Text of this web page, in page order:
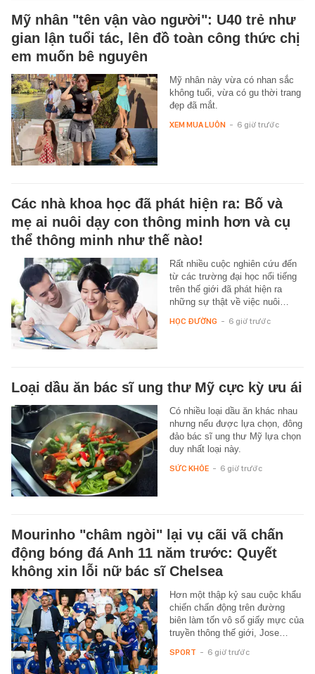
Mỹ nhân "tên vận vào người": U40 trẻ như
gian lận tuổi tác, lên đồ toàn công thức chị
em muốn bê nguyên
Mỹ nhân này vừa có nhan sắc
không tuổi, vừa có gu thời trang
đẹp đã mắt.
XEM MUA LUÔN - 6 giờ trước
Các nhà khoa học đã phát hiện ra: Bố và
mẹ ai nuôi dạy con thông minh hơn và cụ
thể thông minh như thế nào!
Rất nhiều cuộc nghiên cứu đến
từ các trường đại học nổi tiếng
trên thế giới đã phát hiện ra
những sự thật về việc nuôi…
HỌC ĐƯỜNG - 6 giờ trước
Loại dầu ăn bác sĩ ung thư Mỹ cực kỳ ưu ái
Có nhiều loại dầu ăn khác nhau
nhưng nếu được lựa chọn, đông
đảo bác sĩ ung thư Mỹ lựa chọn
duy nhất loại này.
SỨC KHỎE - 6 giờ trước
Mourinho "châm ngòi" lại vụ cãi vã chấn
động bóng đá Anh 11 năm trước: Quyết
không xin lỗi nữ bác sĩ Chelsea
Hơn một thập kỷ sau cuộc khẩu
chiến chấn động trên đường
biên làm tốn vô số giấy mực của
truyền thông thế giới, Jose…
SPORT - 6 giờ trước